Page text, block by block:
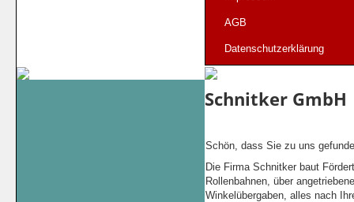
AGB
Datenschutzerklärung
Schnitker GmbH
Schön, dass Sie zu uns
Die Firma Schnitker baut
Rollenbahnen, über
Winkelübergaben, alles nach